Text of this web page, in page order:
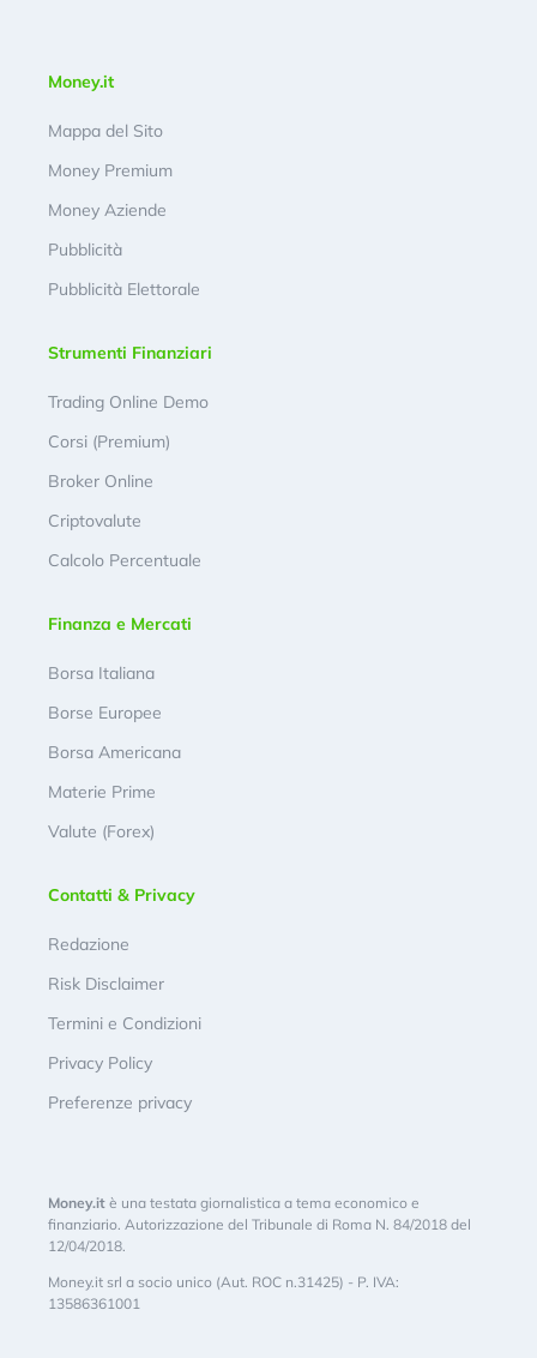
Money.it
Mappa del Sito
Money Premium
Money Aziende
Pubblicità
Pubblicità Elettorale
Strumenti Finanziari
Trading Online Demo
Corsi (Premium)
Broker Online
Criptovalute
Calcolo Percentuale
Finanza e Mercati
Borsa Italiana
Borse Europee
Borsa Americana
Materie Prime
Valute (Forex)
Contatti & Privacy
Redazione
Risk Disclaimer
Termini e Condizioni
Privacy Policy
Preferenze privacy
Money.it è una testata giornalistica a tema economico e
finanziario. Autorizzazione del Tribunale di Roma N. 84/2018 del
12/04/2018.
Money.it srl a socio unico (Aut. ROC n.31425) - P. IVA:
13586361001